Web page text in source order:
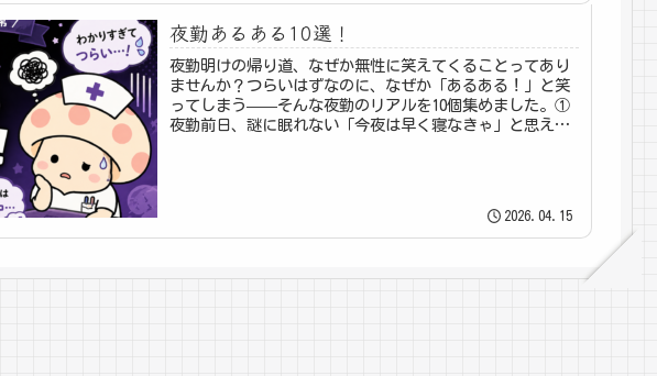
夜勤あるある10選！
夜勤明けの帰り道、なぜか無性に笑えてくることってあり
ませんか？つらいはずなのに、なぜか「あるある！」と笑
ってしまう——そんな夜勤のリアルを10個集めました。①
夜勤前日、謎に眠れない「今夜は早く寝なきゃ」と思えば
2026.04.15